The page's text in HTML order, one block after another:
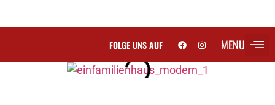
FOLGE UNS AUF MENU